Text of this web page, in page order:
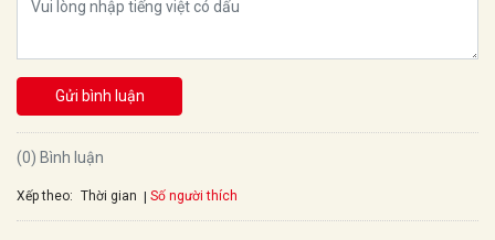
Gửi bình luận
(0) Bình luận
Xếp theo: Thời gian Số người thích